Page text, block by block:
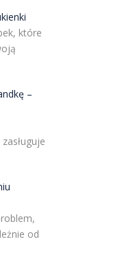
które
–
od